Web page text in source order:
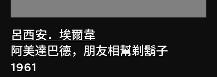
呂西安．埃爾韋
阿美達巴德，朋友相幫剃鬍子
1961